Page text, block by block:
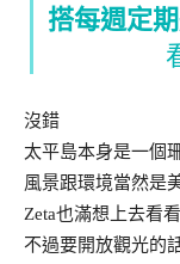
搭每週定
沒錯
太平島本身是一個
風景跟環境當然是
Zeta也滿想上去看
不過要開放觀光的